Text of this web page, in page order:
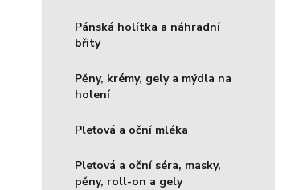
Pánská holítka a náhradní
břity
Pěny, krémy, gely a mýdla na
holení
Pleťová a oční mléka
Pleťová a oční séra, masky,
pěny, roll-on a gely